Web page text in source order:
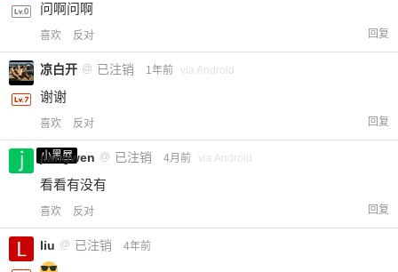
问啊问啊
喜欢 反对 回复
凉白开 @ 已注销 1年前 via Android
谢谢
喜欢 反对 回复
小黑屋
jiangwen @ 已注销 4月前 via Android
看看有没有
喜欢 反对 回复
liu @ 已注销 4年前